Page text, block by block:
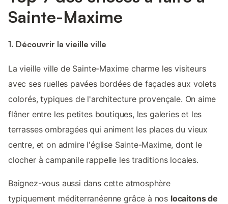
Sainte-Maxime
1. Découvrir la vieille ville
La vieille ville de Sainte-Maxime charme les visiteurs
avec ses ruelles pavées bordées de façades aux volets
colorés, typiques de l'architecture provençale. On aime
flâner entre les petites boutiques, les galeries et les
terrasses ombragées qui animent les places du vieux
centre, et on admire l'église Sainte-Maxime, dont le
clocher à campanile rappelle les traditions locales.
Baignez-vous aussi dans cette atmosphère
typiquement méditerranéenne grâce à nos locaitons de